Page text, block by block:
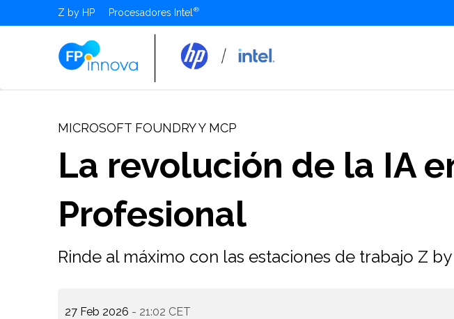
Z by HP Procesadores Intel
MICROSOFT FOUNDRY Y MCP
La revolución de la IA
Profesional
Rinde al máximo con las estaciones de trabajo Z
27 Feb 2026 - 21:02 CET